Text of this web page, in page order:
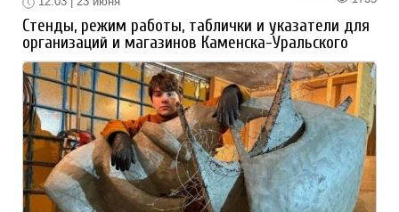
Стенды, режим работы, таблички и указатели для
организаций и магазинов Каменска-Уральского